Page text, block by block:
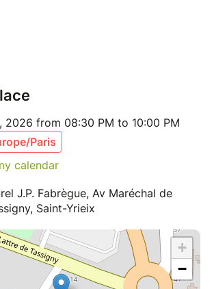
2026 from 08:30 PM to 10:00 PM
Paris
calendar
J.P. Fabrègue, Av Maréchal de
Saint-Yrieix
+
−